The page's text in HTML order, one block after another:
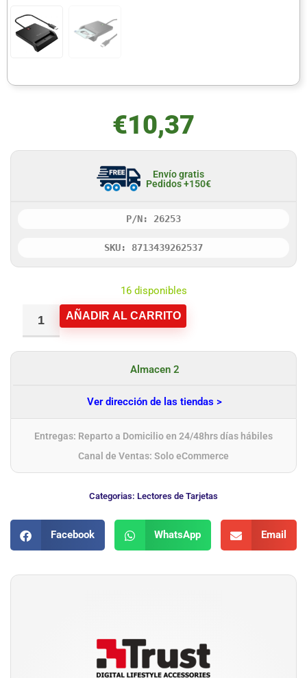
€10,37
Envío gratis
Pedidos +150€
P/N: 26253
SKU: 8713439262537
16 disponibles
AÑADIR AL CARRITO
Almacen 2
Ver dirección de las tiendas >
Entregas: Reparto a Domicilio en 24/48hrs días hábiles
Canal de Ventas: Solo eCommerce
Categorias: Lectores de Tarjetas
Facebook WhatsApp Email